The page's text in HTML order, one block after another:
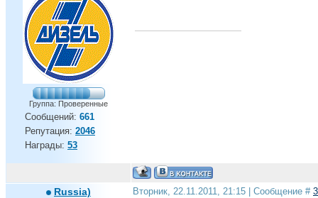
Группа: Проверенные
Сообщений: 661
Репутация: 2046
Награды: 53
Russia) Вторник, 22.11.2011, 21:15 | Сообщение #